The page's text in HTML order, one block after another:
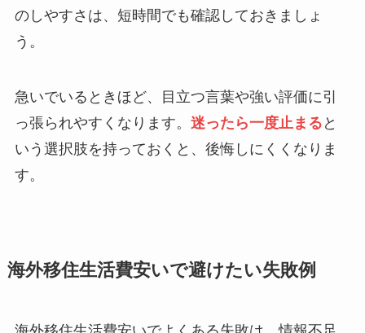
のしやすさは、短時間でも確認しておきましょ
う。
急いでいるときほど、目立つ言葉や強い評価に引
っ張られやすくなります。 迷ったら一度止まる と
いう選択肢を持っておくと、後悔しにくくなりま
す。
海外移住生活費安いで避けたい失敗例